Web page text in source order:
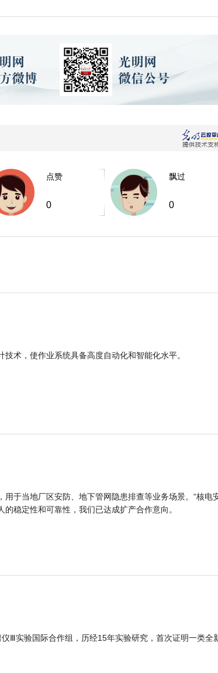
点赞
0
飘过
0
术，使作业系统具备高度自动化和智能化水平。
于当地厂区安防、地下管网隐患排查等业务场景。“核电
稳定性和可靠性，我们已达成扩产合作意向。
Ⅲ实验国际合作组，历经15年实验研究，首次证明一类全